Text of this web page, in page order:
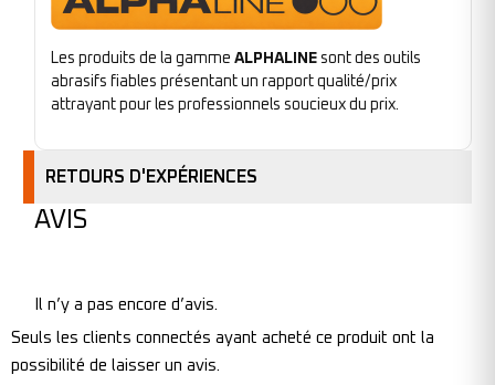
Les produits de la gamme ALPHALINE sont des outils
abrasifs fiables présentant un rapport qualité/prix
attrayant pour les professionnels soucieux du prix.
RETOURS D'EXPÉRIENCES
AVIS
Il n’y a pas encore d’avis.
Seuls les clients connectés ayant acheté ce produit ont la
possibilité de laisser un avis.